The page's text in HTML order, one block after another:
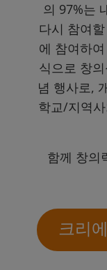
의 97%는
다시 참여
에 참여하
식으로 창
념 행사로,
학교/지역
함께 창의
크리